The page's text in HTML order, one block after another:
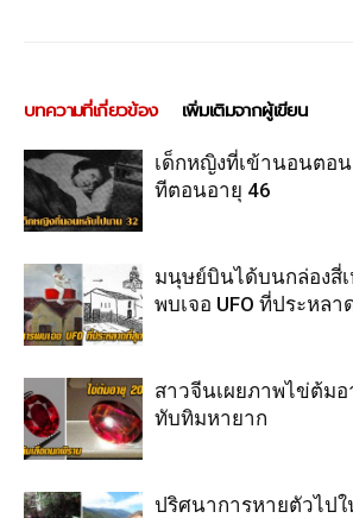
บทความที่เกี่ยวข้อง เพิ่มเติมจากผู้เขียน
เด็กหญิงที่เข้านอนตอ
ทีตอนอายุ 46
มนุษย์บินได้บนกล่องสี่
พบเจอ UFO ที่ประหล
สาวจีนเผยภาพไข่ต้ม
ทับทิมหายาก
ปริศนาการหายตัวไป